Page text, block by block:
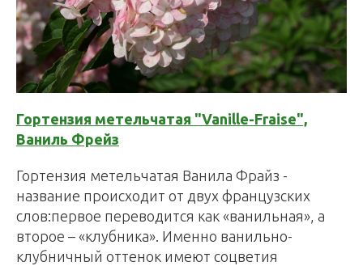
Гортензия метельчатая "Vanille-Fraise",
Ваниль Фрейз
Гортензия метельчатая Ванила Фрайз -
название происходит от двух французских
слов:первое переводится как «ванильная», а
второе – «клубника». Именно ванильно-
клубничный оттенок имеют соцветия